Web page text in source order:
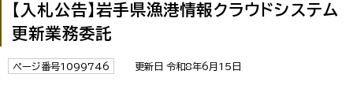
【入札公告】岩手県漁港情報クラウドシステム
更新業務委託
ページ番号1099746 更新日 令和8年6月15日